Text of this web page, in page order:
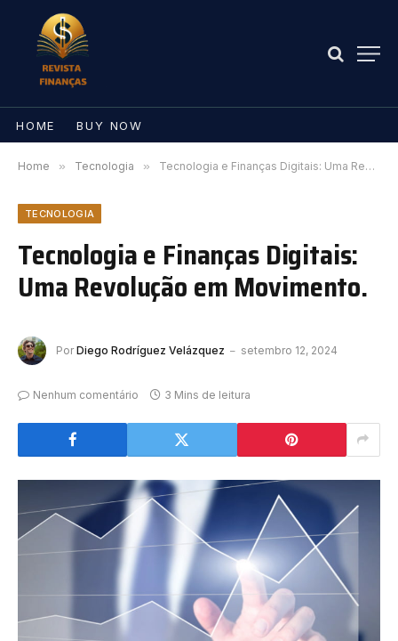
HOME BUY NOW
Home » Tecnologia » Tecnologia e Finanças Digitais: Uma Revolução em Movimento.
TECNOLOGIA
Tecnologia e Finanças Digitais:
Uma Revolução em Movimento.
Por Diego Rodríguez Velázquez setembro 12, 2024
Nenhum comentário 3 Mins de leitura